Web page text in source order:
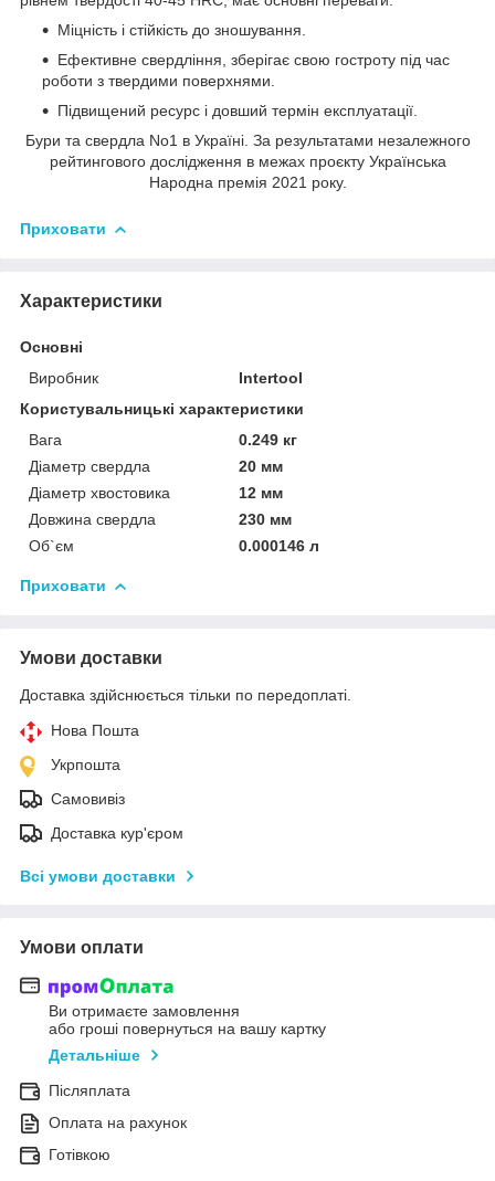
Міцність і стійкість до зношування.
Ефективне свердління, зберігає свою гостроту під час
роботи з твердими поверхнями.
Підвищений ресурс і довший термін експлуатації.
Бури та свердла No1 в Україні. За результатами незалежного
рейтингового дослідження в межах проєкту Українська
Народна премія 2021 року.
Приховати
Характеристики
Основні
Виробник
Intertool
Користувальницькі характеристики
Вага
0.249 кг
Діаметр свердла
20 мм
Діаметр хвостовика
12 мм
Довжина свердла
230 мм
Об`єм
0.000146 л
Приховати
Умови доставки
Доставка здійснюється тільки по передоплаті.
Нова Пошта
Укрпошта
Самовивіз
Доставка кур'єром
Всі умови доставки
Умови оплати
Ви отримаєте замовлення
або гроші повернуться на вашу картку
Детальніше
Післяплата
Оплата на рахунок
Готівкою